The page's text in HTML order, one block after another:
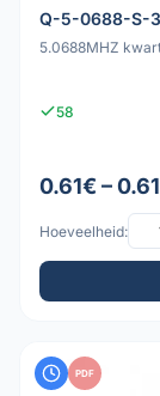
Q-5-0688-S-
5.0688MHZ
58
0.61€ –
Hoeveelheid:
PDF